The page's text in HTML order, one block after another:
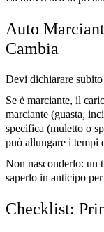
Auto
Cambia
Devi dichiarare subito
Se è marciante, il
marciante (guasta,
specifica (muletto o
può allungare i tempi
Non nasconderlo: un
saperlo in anticipo
Checklist: